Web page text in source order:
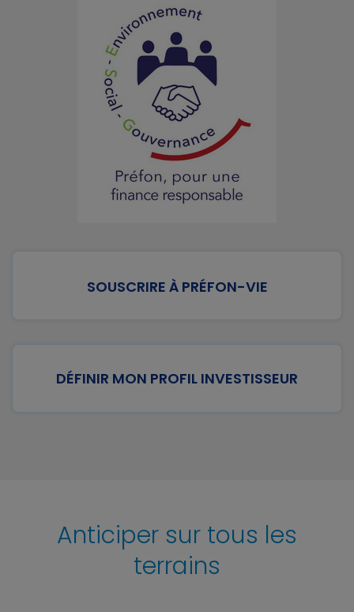
SOUSCRIRE À PRÉFON-VIE
DÉFINIR MON PROFIL INVESTISSEUR
Anticiper sur tous les
terrains